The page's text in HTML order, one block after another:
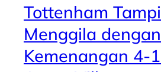
Tottenham
Menggila dengan
Kemenangan 4-